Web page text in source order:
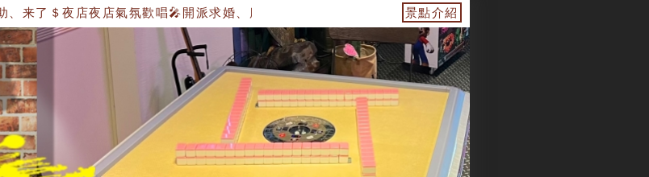
了＄夜店夜店氣氛歡唱🎤開派求婚、慶生、電子飛鏢機、電動麻將🀄️、烤肉丶🌊戲水池開始了、房間有景觀
景點介紹